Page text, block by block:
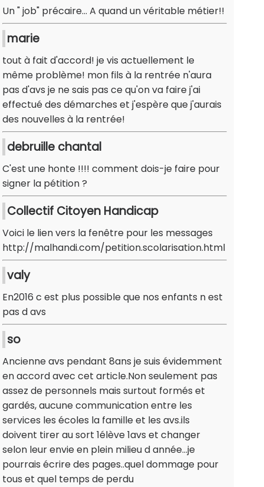
Un " job" précaire... A quand un véritable métier!!
marie
tout à fait d'accord! je vis actuellement le
même problème! mon fils à la rentrée n'aura
pas d'avs je ne sais pas ce qu'on va faire j'ai
effectué des démarches et j'espère que j'aurais
des nouvelles à la rentrée!
debruille chantal
C'est une honte !!!! comment dois-je faire pour
signer la pétition ?
Collectif Citoyen Handicap
Voici le lien vers la fenêtre pour les messages
http://malhandi.com/petition.scolarisation.html
valy
En2016 c est plus possible que nos enfants n est
pas d avs
so
Ancienne avs pendant 8ans je suis évidemment
en accord avec cet article.Non seulement pas
assez de personnels mais surtout formés et
gardés, aucune communication entre les
services les écoles la famille et les avs.ils
doivent tirer au sort 1élève 1avs et changer
selon leur envie en plein milieu d année...je
pourrais écrire des pages..quel dommage pour
tous et quel temps de perdu